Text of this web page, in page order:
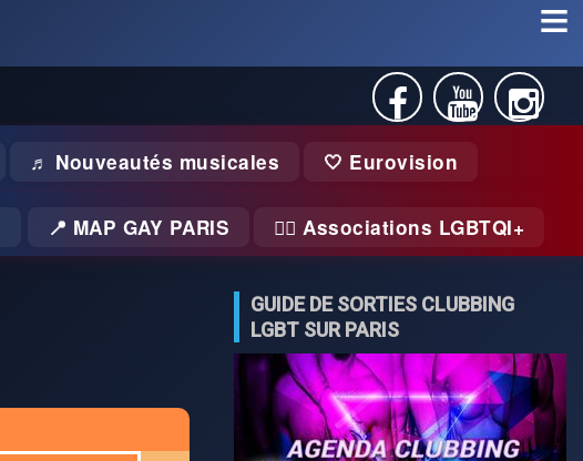
♬ Nouveautés musicales 🤍 Eurovision
📍 MAP GAY PARIS 🏃‍♂️ Associations LGBTQI+
GUIDE DE SORTIES CLUBBING
LGBT SUR PARIS